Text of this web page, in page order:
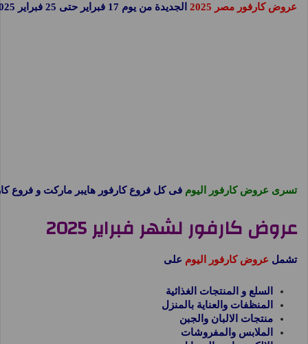
عروض كارفور مصر 2025 الجديدة من يوم 17 فبراير حتى 25 فبراير 2025 عروض فلاش باك سيل او حتى نفاذ الكمية نستعرضها معكم فى صفحة واحدة على موقع
تسرى عروض كارفور اليوم فى كل فروع كارفور هايبر ماركت و فروع
عروض كارفور لشهر فبراير 2025
تشمل عروض كارفور اليوم على
السلع و المنتجات الغذائية
المنظفات والعناية بالمنزل
منتجات الالبان والجبن
الملابس والمفروشات